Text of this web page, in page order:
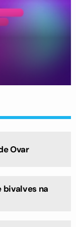
Ovar
bivalves na